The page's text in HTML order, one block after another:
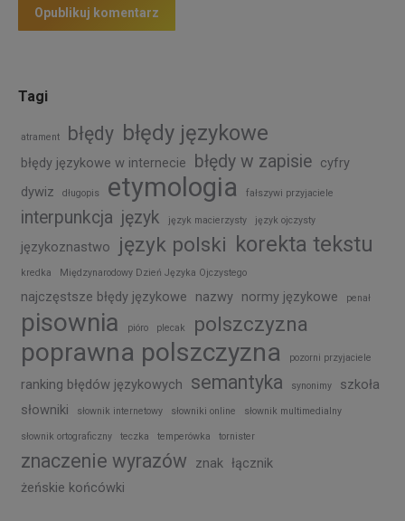
Opublikuj komentarz
Tagi
atrament błędy błędy językowe
błędy językowe w internecie błędy w zapisie cyfry
dywiz
długopis etymologia fałszywi przyjaciele
interpunkcja język język macierzysty język ojczysty
językoznastwo język polski korekta tekstu
kredka Międzynarodowy Dzień Języka Ojczystego
najczęstsze błędy językowe nazwy normy językowe penał
pisownia pióro plecak polszczyzna
poprawna polszczyzna pozorni przyjaciele
ranking błędów językowych semantyka synonimy
szkoła
słowniki
słownik internetowy słowniki online słownik multimedialny
słownik ortograficzny teczka temperówka tornister
znaczenie wyrazów znak łącznik
żeńskie końcówki